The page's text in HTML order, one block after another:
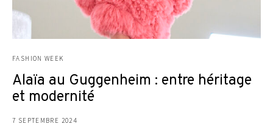
FASHION WEEK
Alaïa au Guggenheim : entre héritage
et modernité
7 SEPTEMBRE 2024